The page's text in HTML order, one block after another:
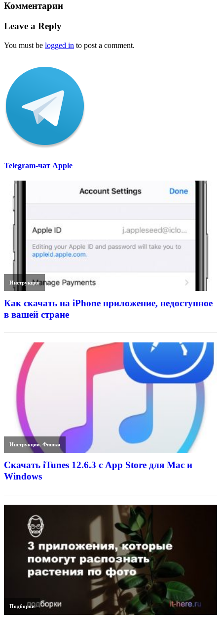
Комментарии
Leave a Reply
You must be logged in to post a comment.
Telegram-чат Apple
Инструкции
Как скачать на iPhone приложение, недоступное
в вашей стране
Инструкции,Фишки
Скачать iTunes 12.6.3 с App Store для Mac и
Windows
Подборки